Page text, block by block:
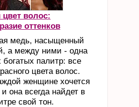
волос:
оттенков
медь, насыщенный
а между ними - одна
палитр: все
цвета волос.
женщине хочется
она всегда найдет в
свой тон.